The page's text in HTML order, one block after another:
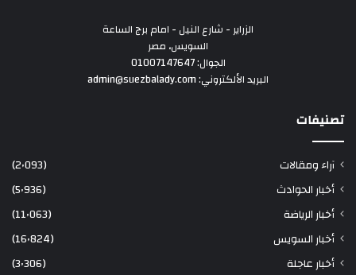
الزراير - شارع النيل - امام برج الساعة
السويس، مصر
الجوال: 01007147647
البريد الألكتروني: admin@suezbalady.com
تصنيفات
آراء ومقالات
(2٬093)
أخبار الحوادث
(5٬936)
أخبار الرياضة
(11٬063)
أخبار السويس
(16٬824)
أخبار عاجلة
(3٬306)